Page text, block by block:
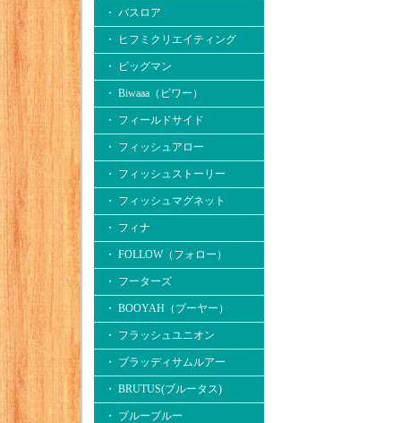
・ バスロア
・ ヒフミクリエイティング
・ ビッグマン
・ Biwaaa（ビワー）
・ フィールドサイド
・ フィッシュアロー
・ フィッシュストーリー
・ フィッシュマグネット
・ フィナ
・ FOLLOW（フォロー）
・ フーターズ
・ BOOYAH（ブーヤー）
・ フラッシュユニオン
・ ブラッディサムルアー
・ BRUTUS(ブルータス)
・ ブルーブルー